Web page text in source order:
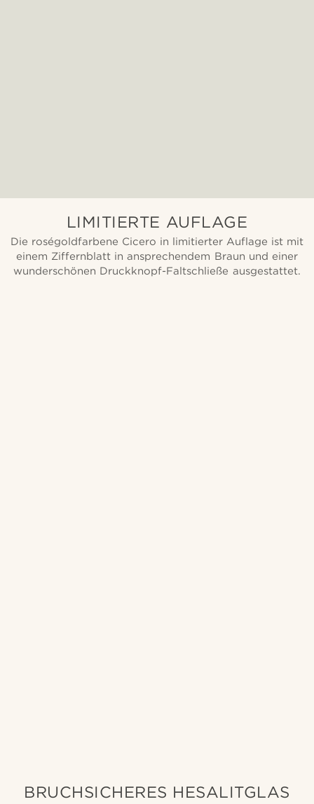
LIMITIERTE AUFLAGE
Die roségoldfarbene Cicero in limitierter Auflage ist mit
einem Ziffernblatt in ansprechendem Braun und einer
wunderschönen Druckknopf-Faltschließe ausgestattet.
BRUCHSICHERES HESALITGLAS